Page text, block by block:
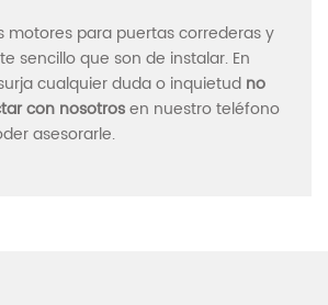
motores para puertas correderas y
sencillo que son de instalar. En
cualquier duda o inquietud no
con nosotrosen nuestro teléfono
asesorarle.